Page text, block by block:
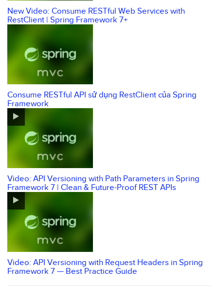
New Video: Consume RESTful Web Services with
RestClient | Spring Framework 7+
Consume RESTful API sử dụng RestClient của Spring
Framework
Video: API Versioning with Path Parameters in Spring
Framework 7 | Clean & Future-Proof REST APIs
Video: API Versioning with Request Headers in Spring
Framework 7 — Best Practice Guide